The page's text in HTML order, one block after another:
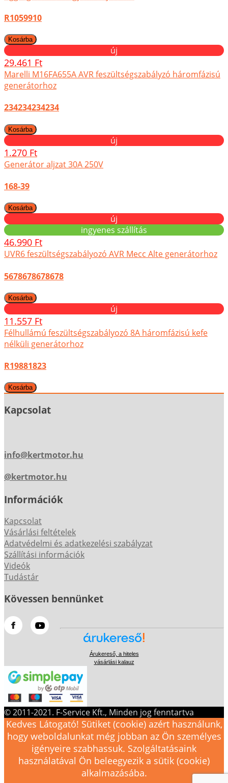
R1059910
új
29.461 Ft
Marelli M16FA655A AVR feszültségszabályzó háromfázisú
generátorhoz
234234234234
új
1.270 Ft
Generátor aljzat 30A 250V
168-39
új
ingyenes szállítás
46.990 Ft
UVR6 feszültségszabályozó AVR Mecc Alte generátorhoz
5678678678678
új
11.557 Ft
Félhullámú feszültségszabályozó 8A háromfázisú kefe
nélküli generátorhoz
R19881823
Kapcsolat
info@kertmotor.hu
@kertmotor.hu
Információk
Kapcsolat
Vásárlási feltételek
Adatvédelmi és adatkezelési szabályzat
Szállítási információk
Videók
Tudástár
Kövessen bennünket
Árukereső, a hiteles
vásárlási kalauz
© 2011-2021. F-Service Kft., Minden jog fenntartva
Kedves Látogató! Sütiket (cookie) azért használunk,
hogy weboldalunkat még jobban az Ön személyes
igényeire szabhassuk. Szolgáltatásaink
használatával Ön beleegyezik a sütik (cookie)
alkalmazásába.